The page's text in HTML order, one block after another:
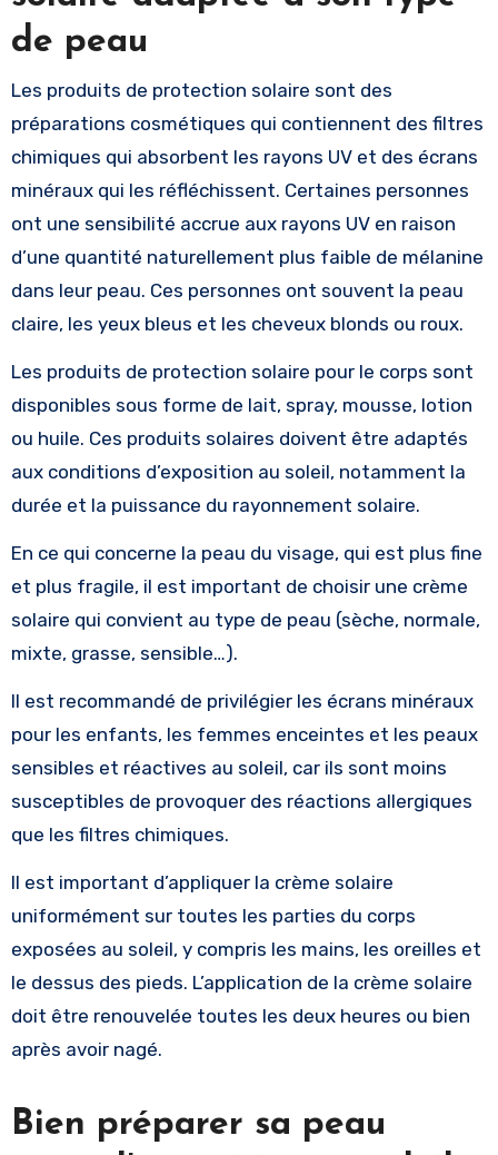
de peau
Les produits de protection solaire sont des
préparations cosmétiques qui contiennent des filtres
chimiques qui absorbent les rayons UV et des écrans
minéraux qui les réfléchissent. Certaines personnes
ont une sensibilité accrue aux rayons UV en raison
d’une quantité naturellement plus faible de mélanine
dans leur peau. Ces personnes ont souvent la peau
claire, les yeux bleus et les cheveux blonds ou roux.
Les produits de protection solaire pour le corps sont
disponibles sous forme de lait, spray, mousse, lotion
ou huile. Ces produits solaires doivent être adaptés
aux conditions d’exposition au soleil, notamment la
durée et la puissance du rayonnement solaire.
En ce qui concerne la peau du visage, qui est plus fine
et plus fragile, il est important de choisir une crème
solaire qui convient au type de peau (sèche, normale,
mixte, grasse, sensible…).
Il est recommandé de privilégier les écrans minéraux
pour les enfants, les femmes enceintes et les peaux
sensibles et réactives au soleil, car ils sont moins
susceptibles de provoquer des réactions allergiques
que les filtres chimiques.
Il est important d’appliquer la crème solaire
uniformément sur toutes les parties du corps
exposées au soleil, y compris les mains, les oreilles et
le dessus des pieds. L’application de la crème solaire
doit être renouvelée toutes les deux heures ou bien
après avoir nagé.
Bien préparer sa peau